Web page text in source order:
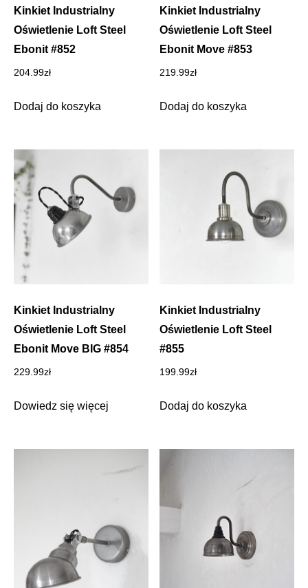
Kinkiet Industrialny
Oświetlenie Loft Steel
Ebonit #852
204.99zł
Dodaj do koszyka
Kinkiet Industrialny
Oświetlenie Loft Steel
Ebonit Move #853
219.99zł
Dodaj do koszyka
Kinkiet Industrialny
Oświetlenie Loft Steel
Ebonit Move BIG #854
229.99zł
Dowiedz się więcej
Kinkiet Industrialny
Oświetlenie Loft Steel
#855
199.99zł
Dodaj do koszyka